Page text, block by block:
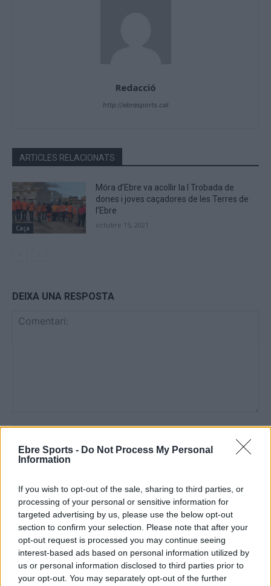
Ebre Sports - Do Not Process My Personal
Information
If you wish to opt-out of the sale, sharing to third parties, or
processing of your personal or sensitive information for
targeted advertising by us, please use the below opt-out
section to confirm your selection. Please note that after your
opt-out request is processed you may continue seeing
interest-based ads based on personal information utilized by
us or personal information disclosed to third parties prior to
your opt-out. You may separately opt-out of the further
Redacció
http://ebresports.cat
ARTICLES RELACIONATS
Caça
Móra d’Ebre va acollir la I Trobada de
dones i joves caçadores de les Terres de
l’Ebre
octubre 15, 2021
DEIXA UNA RESPOSTA
Deseu el meu nom, el correu electrònic i el lloc web en
aquest navegador per a la propera vegada que comenti.
Captcha 9 * 5 = ?